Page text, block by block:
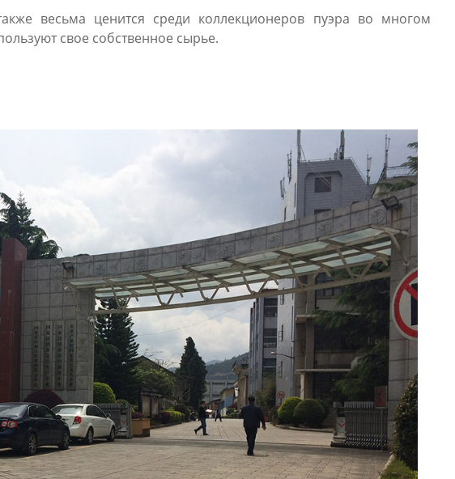
весьма ценится среди коллекционеров пуэра во многом
свое собственное сырье.